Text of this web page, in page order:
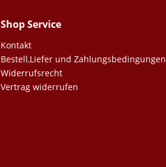
Shop Service
Kontakt
Bestell,Liefer und Zahlungsbedingungen
Widerrufsrecht
Vertrag widerrufen